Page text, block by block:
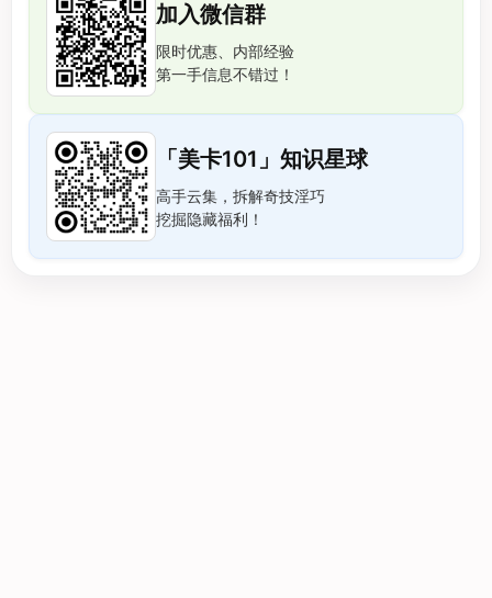
加入微信群
限时优惠、内部经验
第一手信息不错过！
「美卡101」知识星球
高手云集，拆解奇技淫巧
挖掘隐藏福利！